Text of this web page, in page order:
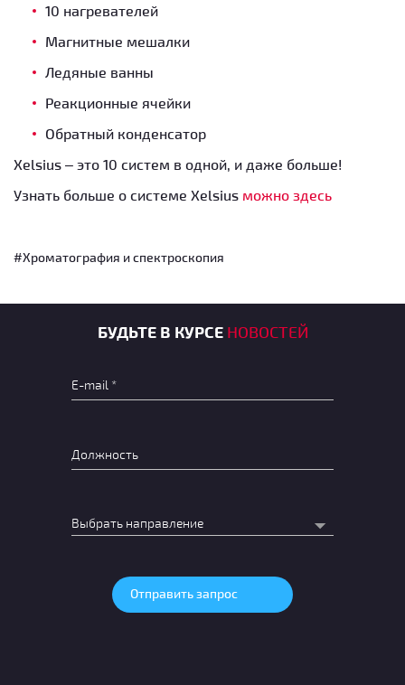
10 нагревателей
Магнитные мешалки
Ледяные ванны
Реакционные ячейки
Обратный конденсатор
Xelsius – это 10 систем в одной, и даже больше!
Узнать больше о системе Xelsius можно здесь
#Хроматография и спектроскопия
БУДЬТЕ В КУРСЕ НОВОСТЕЙ